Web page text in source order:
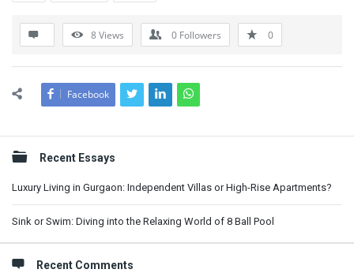
8Views 0 Followers 0
Facebook
Sidebar
Recent Essays
Luxury Living in Gurgaon: Independent Villas or High-Rise Apartments?
Sink or Swim: Diving into the Relaxing World of 8 Ball Pool
Recent Comments